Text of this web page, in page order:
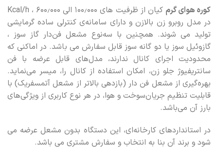
کوره هوای گرم
کیان از ظرفیت‌ های ۱۰۰٫۰۰۰ الی ۶۰۰٫۰۰۰ ، Kcal/h
در مدل روبرو زن بالازن و دارای سامانه‌ی کنترلی ساده گرمایشی
تولید می شوند. همچنین با سه‌نوع مشعل فن‌دار گاز سوز ،
گازوئیل سوز یا دو گانه سوز قابل سفارش می باشد. در اماکنی که
محدودیت اجرای کانال ندارند، مدل‌های قابل عرضه با فن
سانتریفیوژ جلو زن، امکان استفاده از کانال را، میسر می‌نماید.
بهره‌گیری از مشعل فن دار (بازدهی بالاتر از مشعل آتمسفریک) با
قابلیت تنظیم جریان‌سوخت و هوا، در هر نوع کاربری از ویژگی‌های
بارز آن می‌باشد.
در استانداردهای کارخانه‌ای، این دستگاه بدون مشعل عرضه می
شود و برند آن بنا به انتخاب و سفارش مشتری می باشد.